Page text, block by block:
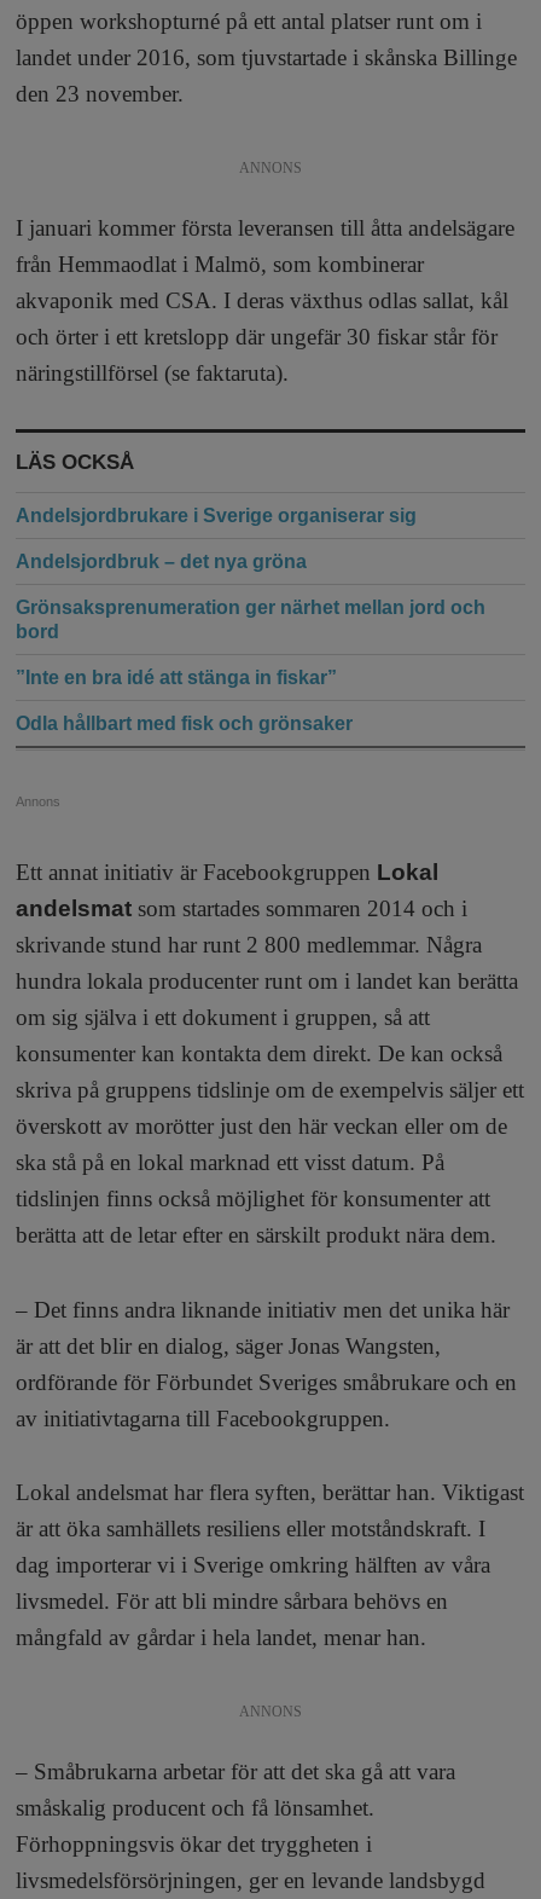
öppen workshopturné på ett antal platser runt om i
landet under 2016, som tjuvstartade i skånska Billinge
den 23 november.
ANNONS
I januari kommer första leveransen till åtta andelsägare
från Hemmaodlat i Malmö, som kombinerar
akvaponik med CSA. I deras växthus odlas sallat, kål
och örter i ett kretslopp där ungefär 30 fiskar står för
näringstillförsel (se faktaruta).
LÄS OCKSÅ
Andelsjordbrukare i Sverige organiserar sig
Andelsjordbruk – det nya gröna
Grönsaksprenumeration ger närhet mellan jord och
bord
”Inte en bra idé att stänga in fiskar”
Odla hållbart med fisk och grönsaker
Annons
Ett annat initiativ är Facebookgruppen Lokal
andelsmat som startades sommaren 2014 och i
skrivande stund har runt 2 800 medlemmar. Några
hundra lokala producenter runt om i landet kan berätta
om sig själva i ett dokument i gruppen, så att
konsumenter kan kontakta dem direkt. De kan också
skriva på gruppens tidslinje om de exempelvis säljer ett
överskott av morötter just den här veckan eller om de
ska stå på en lokal marknad ett visst datum. På
tidslinjen finns också möjlighet för konsumenter att
berätta att de letar efter en särskilt produkt nära dem.
– Det finns andra liknande initiativ men det unika här
är att det blir en dialog, säger Jonas Wangsten,
ordförande för Förbundet Sveriges småbrukare och en
av initiativtagarna till Facebookgruppen.
Lokal andelsmat har flera syften, berättar han. Viktigast
är att öka samhällets resiliens eller motståndskraft. I
dag importerar vi i Sverige omkring hälften av våra
livsmedel. För att bli mindre sårbara behövs en
mångfald av gårdar i hela landet, menar han.
ANNONS
– Småbrukarna arbetar för att det ska gå att vara
småskalig producent och få lönsamhet.
Förhoppningsvis ökar det tryggheten i
livsmedelsförsörjningen, ger en levande landsbygd